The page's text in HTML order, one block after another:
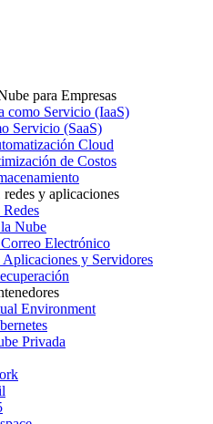
para Empresas
como Servicio (IaaS)
Servicio (SaaS)
Cloud
de Costos
y aplicaciones
Nube
Electrónico
Aplicaciones y Servidores
Environment
Privada